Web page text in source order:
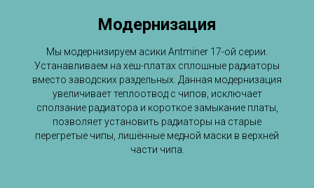
Модернизация
Мы модернизируем асики Antminer 17-ой серии.
Устанавливаем на хеш-платах сплошные радиаторы
вместо заводских раздельных. Данная модернизация
увеличивает теплоотвод с чипов, исключает
сползание радиатора и короткое замыкание платы,
позволяет установить радиаторы на старые
перегретые чипы, лишённые медной маски в верхней
части чипа.